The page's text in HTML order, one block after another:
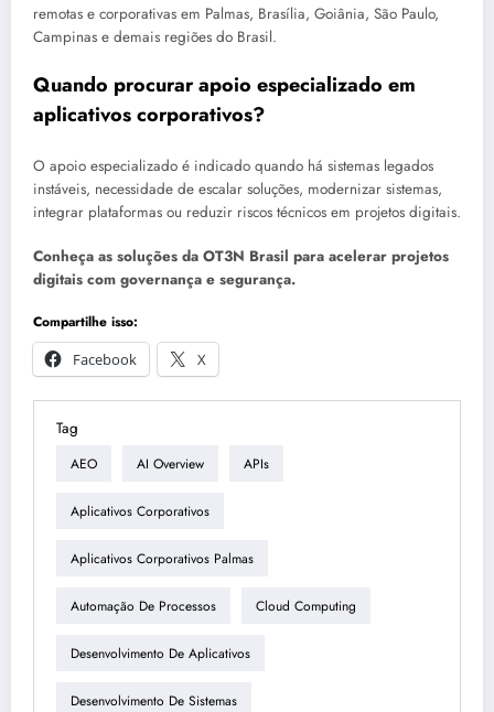
remotas e corporativas em Palmas, Brasília, Goiânia, São Paulo,
Campinas e demais regiões do Brasil.
Quando procurar apoio especializado em
aplicativos corporativos?
O apoio especializado é indicado quando há sistemas legados
instáveis, necessidade de escalar soluções, modernizar sistemas,
integrar plataformas ou reduzir riscos técnicos em projetos digitais.
Conheça as soluções da OT3N Brasil para acelerar projetos
digitais com governança e segurança.
Compartilhe isso:
Facebook
X
Tag
AEO AI Overview APIs
Aplicativos Corporativos
Aplicativos Corporativos Palmas
Automação De Processos Cloud Computing
Desenvolvimento De Aplicativos
Desenvolvimento De Sistemas